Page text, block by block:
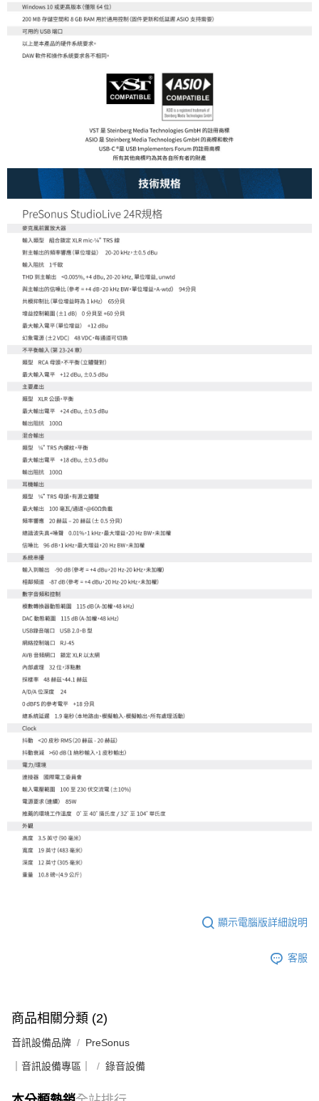
顯示電腦版詳細說明
客服
商品相關分類 (2)
音訊設備品牌 PreSonus
｜音訊設備專區｜ 錄音設備